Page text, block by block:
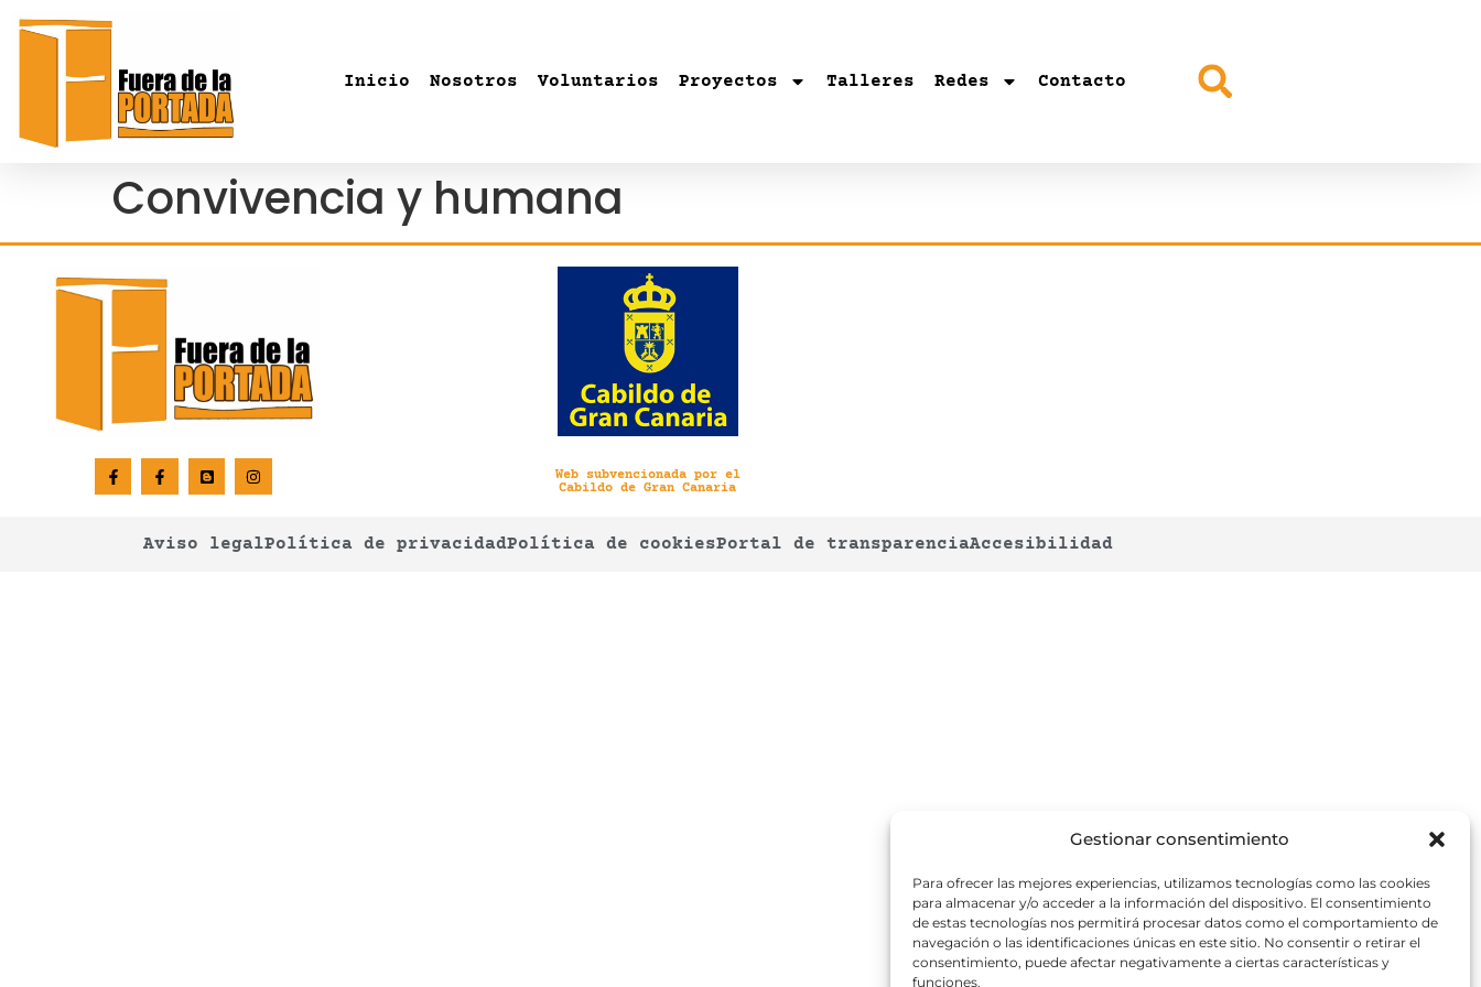
Gestionar consentimiento
Para ofrecer las mejores experiencias, utilizamos tecnologías como las cookies
para almacenar y/o acceder a la información del dispositivo. El consentimiento
de estas tecnologías nos permitirá procesar datos como el comportamiento de
navegación o las identificaciones únicas en este sitio. No consentir o retirar el
consentimiento, puede afectar negativamente a ciertas características y
funciones.
Inicio Nosotros Voluntarios Proyectos Talleres Redes Contacto
Convivencia y humana
Web subvencionada por el
Cabildo de Gran Canaria
Aviso legalPolítica de privacidadPolítica de cookiesPortal de transparenciaAccesibilidad